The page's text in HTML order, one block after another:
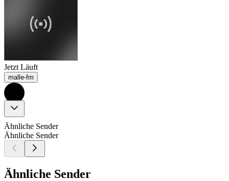
Jetzt Läuft
malle-fm
Ähnliche Sender
Ähnliche Sender
Ähnliche Sender